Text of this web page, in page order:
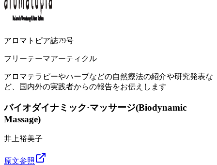
アロマトピア誌79号
フリーテーマアーティクル
アロマテラピーやハーブなどの自然療法の紹介や研究発表な
ど、国内外の実践者からの報告をお伝えします
バイオダイナミック·マッサージ(Biodynamic
Massage)
井上裕美子
原文参照